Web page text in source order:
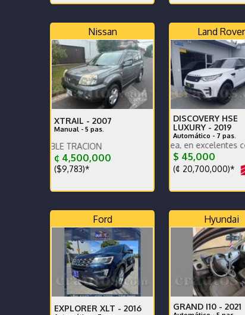
Nissan
XTRAIL - 2007
Manual - 5 pas.
TRACION
¢ 4,500,000
($9,783)*
Land Rover
DISCOVERY HSE
LUXURY - 2019
Automático - 7 pas.
Paquete tope de línea, en excelentes condiciones
$ 45,000
(¢ 20,700,000)*
Ford
EXPLORER XLT - 2016
Hyundai
GRAND I10 - 2021